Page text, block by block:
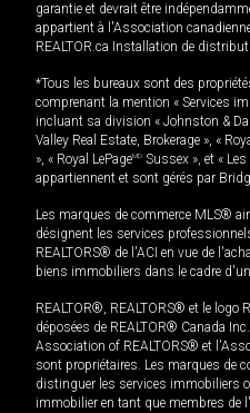
garantie et devrait être
appartient à l'Association
REALTOR.ca Installation de
*Tous les bureaux sont des
comprenant la mention « Services
incluant sa division « Johnston &
Valley Real Estate, Brokerage », «
», « Royal LePageMD Sussex », et «
appartiennent et sont gérés par
Les marques de commerce MLS®
désignent les services
REALTORS® de l'ACI en vue de
biens immobiliers dans le cadre
REALTOR®, REALTORS® et le logo
déposées de REALTOR® Canada
Association of REALTORS® et
sont propriétaires. Les marques de
distinguer les services immobiliers
immobilier en tant que membres de